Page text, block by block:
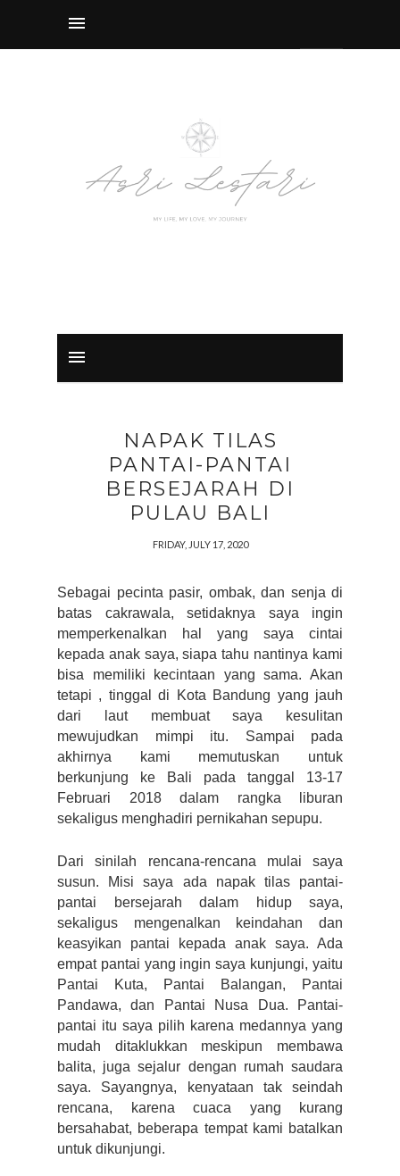
NAPAK TILAS
PANTAI-PANTAI
BERSEJARAH DI
PULAU BALI
FRIDAY, JULY 17, 2020
Sebagai pecinta pasir, ombak, dan senja di
batas cakrawala, setidaknya saya ingin
memperkenalkan hal yang saya cintai
kepada anak saya, siapa tahu nantinya kami
bisa memiliki kecintaan yang sama. Akan
tetapi , tinggal di Kota Bandung yang jauh
dari laut membuat saya kesulitan
mewujudkan mimpi itu. Sampai pada
akhirnya kami memutuskan untuk
berkunjung ke Bali pada tanggal 13-17
Februari 2018 dalam rangka liburan
sekaligus menghadiri pernikahan sepupu.
Dari sinilah rencana-rencana mulai saya
susun. Misi saya ada napak tilas pantai-
pantai bersejarah dalam hidup saya,
sekaligus mengenalkan keindahan dan
keasyikan pantai kepada anak saya. Ada
empat pantai yang ingin saya kunjungi, yaitu
Pantai Kuta, Pantai Balangan, Pantai
Pandawa, dan Pantai Nusa Dua. Pantai-
pantai itu saya pilih karena medannya yang
mudah ditaklukkan meskipun membawa
balita, juga sejalur dengan rumah saudara
saya. Sayangnya, kenyataan tak seindah
rencana, karena cuaca yang kurang
bersahabat, beberapa tempat kami batalkan
untuk dikunjungi.